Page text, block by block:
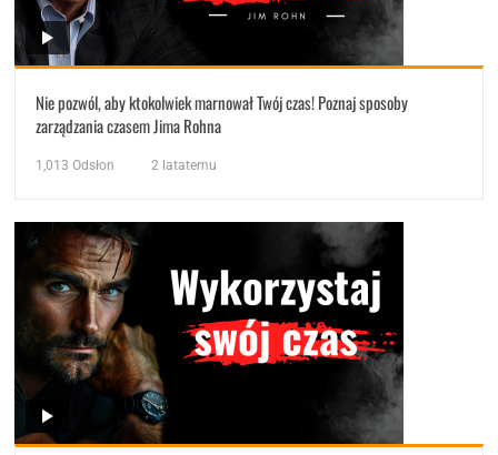
Nie pozwól, aby ktokolwiek marnował Twój czas! Poznaj sposoby
zarządzania czasem Jima Rohna
1,013 Odsłon 2 latatemu